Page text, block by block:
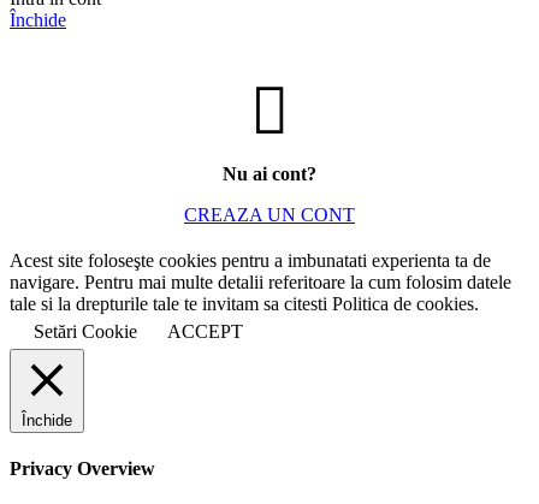
Închide
Nu ai cont?
CREAZA UN CONT
Acest site foloseşte cookies pentru a imbunatati experienta ta de
navigare. Pentru mai multe detalii referitoare la cum folosim datele
tale si la drepturile tale te invitam sa citesti Politica de cookies.
Setări Cookie
ACCEPT
Închide
Privacy Overview